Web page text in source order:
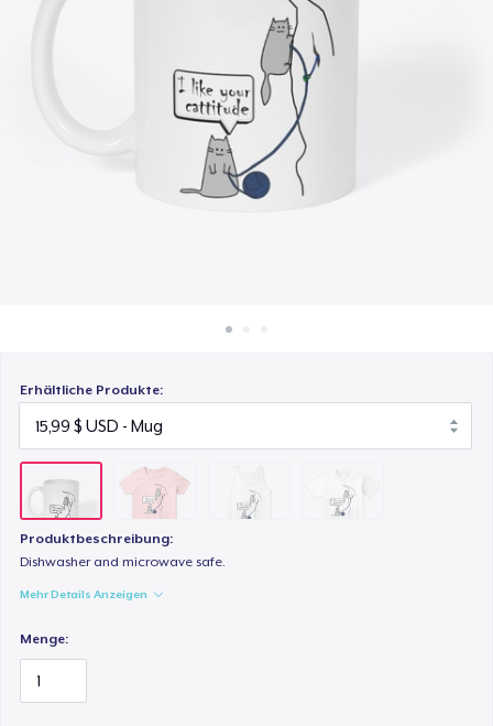
Überall verkaufen
Etwas verkaufen
Erhältliche Produkte:
Produktbeschreibung:
Dishwasher and microwave safe.
Mehr Details Anzeigen
Menge: